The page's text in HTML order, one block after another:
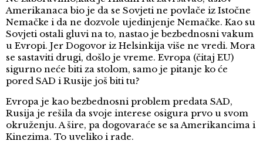
Amerikanaca bio je da se Sovjeti ne povlače iz Istočne
Nemačke i da ne dozvole ujedinjenje Nemačke. Kao su
Sovjeti ostali gluvi na to, nastao je bezbednosni vakum
u Evropi. Jer Dogovor iz Helsinkija više ne vredi. Mora
se sastaviti drugi, došlo je vreme. Evropa (čitaj EU)
sigurno neće biti za stolom, samo je pitanje ko će
pored SAD i Rusije još biti tu?
Evropa je kao bezbednosni problem predata SAD,
Rusija je rešila da svoje interese osigura prvo u svom
okruženju. A šire, pa dogovaraće se sa Amerikancima i
Kinezima. To uveliko i rade.